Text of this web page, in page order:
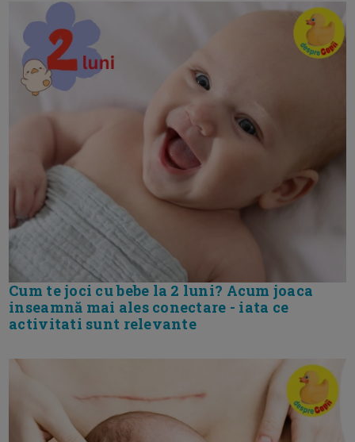
Cum te joci cu bebe la 2 luni? Acum joaca
inseamnă mai ales conectare - iata ce
activitati sunt relevante